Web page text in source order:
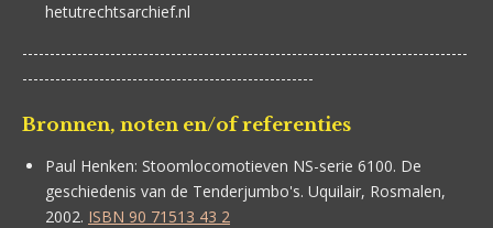
hetutrechtsarchief.nl
---------------------------------------------------------------------------------
-----------------------------------------------------
Bronnen, noten en/of referenties
Paul Henken: Stoomlocomotieven NS-serie 6100. De
geschiedenis van de Tenderjumbo's. Uquilair, Rosmalen,
2002. ISBN 90 71513 43 2